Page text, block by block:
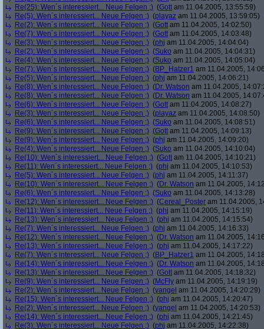
Re(25): Wen´s interessiert... Neue Felgen ;) (Gott am 11.04.2005, 13:55:59)
Re(5): Wen´s interessiert... Neue Felgen ;) (playaz am 11.04.2005, 13:59:05)
Re(2): Wen´s interessiert... Neue Felgen ;) (Gott am 11.04.2005, 14:02:50)
Re(7): Wen´s interessiert... Neue Felgen ;) (Gott am 11.04.2005, 14:03:48)
Re(3): Wen´s interessiert... Neue Felgen ;) (phj am 11.04.2005, 14:04:04)
Re(2): Wen´s interessiert... Neue Felgen ;) (Suko am 11.04.2005, 14:04:31)
Re(4): Wen´s interessiert... Neue Felgen ;) (Suko am 11.04.2005, 14:05:04)
Re(7): Wen´s interessiert... Neue Felgen ;) (BP_Hatzer1 am 11.04.2005,
Re(5): Wen´s interessiert... Neue Felgen ;) (phj am 11.04.2005, 14:06:21)
Re(8): Wen´s interessiert... Neue Felgen ;) (Dr. Watson am 11.04.2005,
Re(8): Wen´s interessiert... Neue Felgen ;) (Dr. Watson am 11.04.2005,
Re(6): Wen´s interessiert... Neue Felgen ;) (Gott am 11.04.2005, 14:08:27)
Re(3): Wen´s interessiert... Neue Felgen ;) (playaz am 11.04.2005, 14:08:50)
Re(6): Wen´s interessiert... Neue Felgen ;) (Suko am 11.04.2005, 14:08:51)
Re(9): Wen´s interessiert... Neue Felgen ;) (Gott am 11.04.2005, 14:09:13)
Re(9): Wen´s interessiert... Neue Felgen ;) (phj am 11.04.2005, 14:09:20)
Re(4): Wen´s interessiert... Neue Felgen ;) (Suko am 11.04.2005, 14:10:04)
Re(10): Wen´s interessiert... Neue Felgen ;) (Gott am 11.04.2005, 14:10:21)
Re(11): Wen´s interessiert... Neue Felgen ;) (phj am 11.04.2005, 14:10:53)
Re(5): Wen´s interessiert... Neue Felgen ;) (phj am 11.04.2005, 14:11:37)
Re(10): Wen´s interessiert... Neue Felgen ;) (Dr. Watson am 11.04.2005,
Re(6): Wen´s interessiert... Neue Felgen ;) (Suko am 11.04.2005, 14:13:28)
Re(12): Wen´s interessiert... Neue Felgen ;) (Cereal_Poster am 11.04.2005,
Re(11): Wen´s interessiert... Neue Felgen ;) (phj am 11.04.2005, 14:15:19)
Re(13): Wen´s interessiert... Neue Felgen ;) (phj am 11.04.2005, 14:15:54)
Re(7): Wen´s interessiert... Neue Felgen ;) (phj am 11.04.2005, 14:16:33)
Re(12): Wen´s interessiert... Neue Felgen ;) (Dr. Watson am 11.04.2005,
Re(13): Wen´s interessiert... Neue Felgen ;) (phj am 11.04.2005, 14:17:22)
Re(7): Wen´s interessiert... Neue Felgen ;) (BP_Hatzer1 am 11.04.2005,
Re(14): Wen´s interessiert... Neue Felgen ;) (Dr. Watson am 11.04.2005,
Re(13): Wen´s interessiert... Neue Felgen ;) (Gott am 11.04.2005, 14:18:32)
Re(9): Wen´s interessiert... Neue Felgen ;) (McFly am 11.04.2005, 14:19:19)
Re(2): Wen´s interessiert... Neue Felgen ;) (yangel am 11.04.2005, 14:20:29)
Re(15): Wen´s interessiert... Neue Felgen ;) (phj am 11.04.2005, 14:20:47)
Re(2): Wen´s interessiert... Neue Felgen ;) (yangel am 11.04.2005, 14:20:53)
Re(14): Wen´s interessiert... Neue Felgen ;) (phj am 11.04.2005, 14:21:45)
Re(3): Wen´s interessiert... Neue Felgen ;) (phj am 11.04.2005, 14:22:38)